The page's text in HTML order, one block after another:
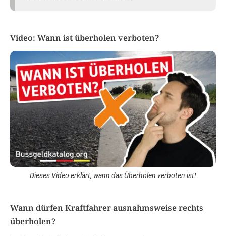
Video: Wann ist überholen verboten?
Dieses Video erklärt, wann das Überholen verboten ist!
Wann dürfen Kraftfahrer ausnahmsweise rechts
überholen?